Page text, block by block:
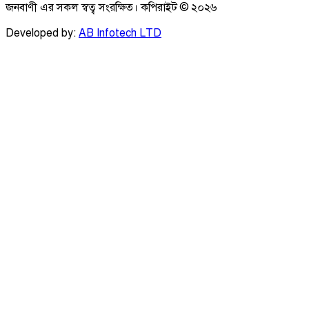
জনবাণী এর সকল স্বত্ব সংরক্ষিত। কপিরাইট © ২০২৬
Developed by: AB Infotech LTD